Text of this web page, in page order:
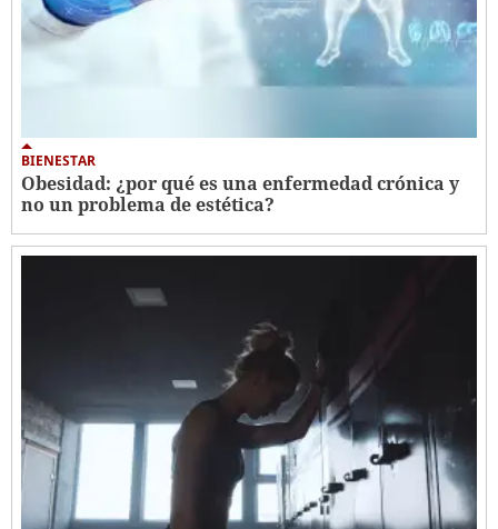
BIENESTAR
Obesidad: ¿por qué es una enfermedad crónica y
no un problema de estética?